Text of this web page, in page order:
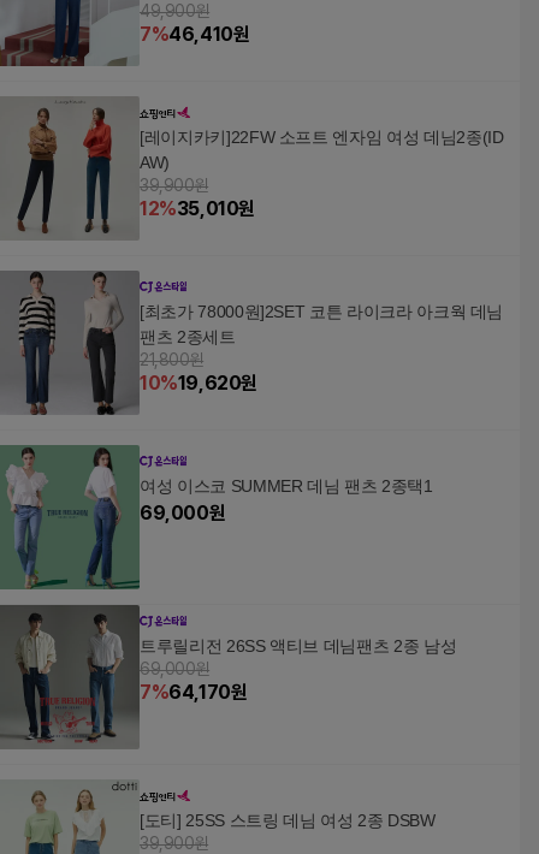
49,900원
7%46,410원
[레이지카키]22FW 소프트 엔자임 여성 데님2종(ID
AW)
39,900원
12%35,010원
[최초가 78000원]2SET 코튼 라이크라 아크웍 데님
팬츠 2종세트
21,800원
10%19,620원
여성 이스코 SUMMER 데님 팬츠 2종택1
69,000원
트루릴리전 26SS 액티브 데님팬츠 2종 남성
69,000원
7%64,170원
[도티] 25SS 스트링 데님 여성 2종 DSBW
39,900원